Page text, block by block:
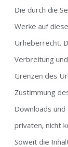
Die durch die
Werke auf
Urheberrecht.
Verbreitung
Grenzen des
Zustimmung
Downloads
privaten, nicht
Soweit die